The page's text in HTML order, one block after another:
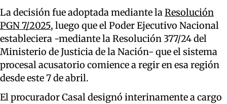
La decisión fue adoptada mediante laResolución
PGN 7/2025, luego que el Poder Ejecutivo Nacional
estableciera -mediante la Resolución 377/24 del
Ministerio de Justicia de la Nación- que el sistema
procesal acusatorio comience a regir en esa región
desde este 7 de abril.
El procurador Casal designó interinamente a cargo